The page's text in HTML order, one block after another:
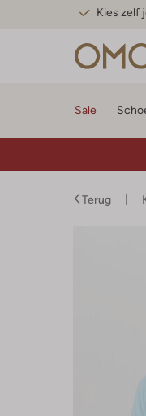
Kies zelf
Sale
Terug